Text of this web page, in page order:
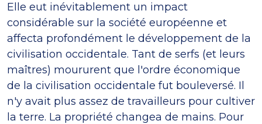
Elle eut inévitablement un impact
considérable sur la société européenne et
affecta profondément le développement de la
civilisation occidentale. Tant de serfs (et leurs
maîtres) moururent que l'ordre économique
de la civilisation occidentale fut bouleversé. Il
n'y avait plus assez de travailleurs pour cultiver
la terre. La propriété changea de mains. Pour